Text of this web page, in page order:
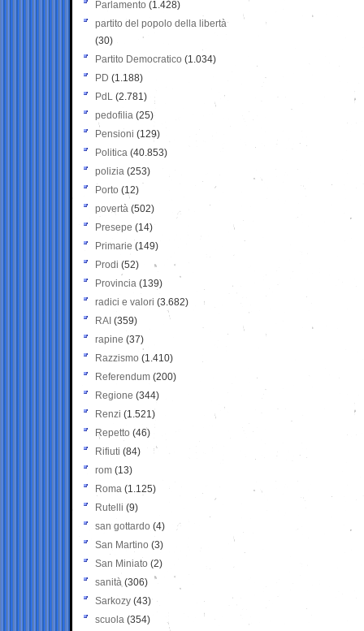
Parlamento (1.428)
partito del popolo della libertà
(30)
Partito Democratico (1.034)
PD (1.188)
PdL (2.781)
pedofilia (25)
Pensioni (129)
Politica (40.853)
polizia (253)
Porto (12)
povertà (502)
Presepe (14)
Primarie (149)
Prodi (52)
Provincia (139)
radici e valori (3.682)
RAI (359)
rapine (37)
Razzismo (1.410)
Referendum (200)
Regione (344)
Renzi (1.521)
Repetto (46)
Rifiuti (84)
rom (13)
Roma (1.125)
Rutelli (9)
san gottardo (4)
San Martino (3)
San Miniato (2)
sanità (306)
Sarkozy (43)
scuola (354)